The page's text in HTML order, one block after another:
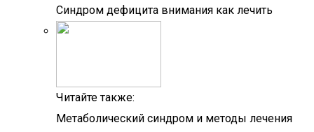
Синдром дефицита внимания как лечить
Читайте также:
Метаболический синдром и методы лечения